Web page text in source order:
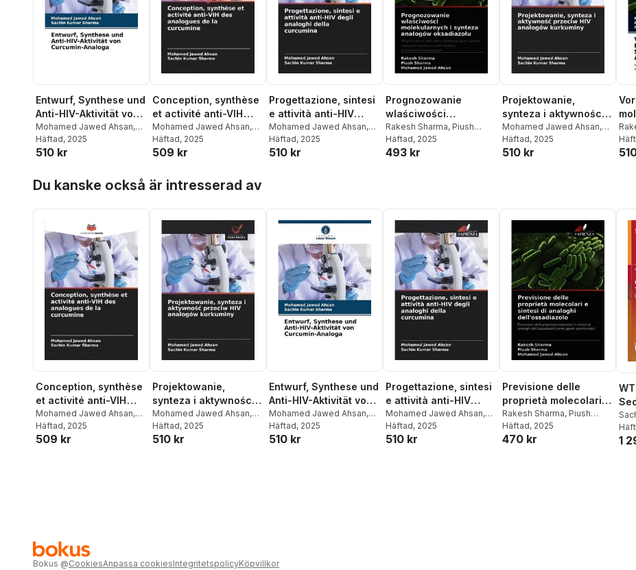
Entwurf, Synthese und
Anti-HIV-Aktivität von
Curcumin-Analoga
Mohamed Jawed Ahsan,
Sachin Kumar Sharma
Häftad, 2025
510 kr
Conception, synthèse
et activité anti-VIH
des analogues de la
curcumine
Mohamed Jawed Ahsan,
Sachin Kumar Sharma
Häftad, 2025
509 kr
Progettazione, sintesi
e attività anti-HIV
degli analoghi della
curcumina
Mohamed Jawed Ahsan,
Sachin Kumar Sharma
Häftad, 2025
510 kr
Prognozowanie
wlaściwości
molekularnych i
synteza analogów
oksadiazolu
Rakesh Sharma, Piush
Sharma ,Mohamed Jawed
Ahsan
Häftad, 2025
493 kr
Projektowanie,
synteza i aktywnośc
przeciw HIV analogów
kurkuminy
Mohamed Jawed Ahsan,
Sachin Kumar Sharma
Häftad, 2025
510 kr
Du kanske också är intresserad av
Conception, synthèse
et activité anti-VIH
des analogues de la
curcumine
Mohamed Jawed Ahsan,
Sachin Kumar Sharma
Häftad, 2025
509 kr
Projektowanie,
synteza i aktywnośc
przeciw HIV analogów
kurkuminy
Mohamed Jawed Ahsan,
Sachin Kumar Sharma
Häftad, 2025
510 kr
Entwurf, Synthese und
Anti-HIV-Aktivität von
Curcumin-Analoga
Mohamed Jawed Ahsan,
Sachin Kumar Sharma
Häftad, 2025
510 kr
Progettazione, sintesi
e attività anti-HIV
degli analoghi della
curcumina
Mohamed Jawed Ahsan,
Sachin Kumar Sharma
Häftad, 2025
510 kr
Previsione delle
proprietà molecolari e
sintesi di analoghi
dell'ossadiazolo
Rakesh Sharma, Piush
Sharma ,Mohamed Jawed
Ahsan
Häftad, 2025
470 kr 1
Bokus @CookiesAnpassa cookiesIntegritetspolicyKöpvillkor